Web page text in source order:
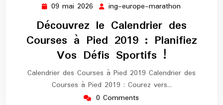
09 mai 2026 09
mai
2026
ing-europe-marathon
marathon
Découvrez le Calendrier des
Courses à Pied 2019 : Planifiez
Vos Défis Sportifs !
Calendrier des Courses à Pied 2019 Calendrier des
Courses à Pied 2019 : Courez vers…
0 Comments